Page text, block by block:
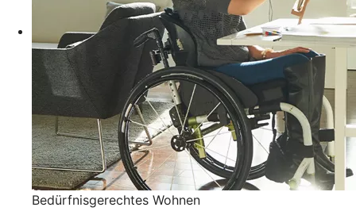
Bedürfnisgerechtes Wohnen